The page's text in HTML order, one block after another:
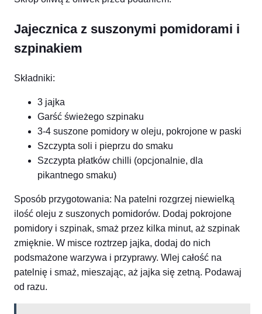
Jajecznica z suszonymi pomidorami i
szpinakiem
Składniki:
3 jajka
Garść świeżego szpinaku
3-4 suszone pomidory w oleju, pokrojone w paski
Szczypta soli i pieprzu do smaku
Szczypta płatków chilli (opcjonalnie, dla
pikantnego smaku)
Sposób przygotowania: Na patelni rozgrzej niewielką
ilość oleju z suszonych pomidorów. Dodaj pokrojone
pomidory i szpinak, smaż przez kilka minut, aż szpinak
zmięknie. W misce roztrzep jajka, dodaj do nich
podsmażone warzywa i przyprawy. Wlej całość na
patelnię i smaż, mieszając, aż jajka się zetną. Podawaj
od razu.